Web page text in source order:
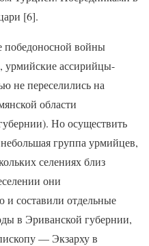
[6].
победоносной войны
урмийские ассирийцы-
не переселились на
области
Но осуществить
группа урмийцев,
селениях близ
они
и составили отдельные
в Эриванской губернии,
— Экзарху в